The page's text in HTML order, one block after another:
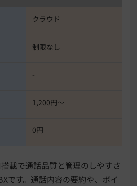
クラウド
制限なし
-
1,200円〜
0円
載で通話品質と管理のしやすさ
です。通話内容の要約や、ボイ